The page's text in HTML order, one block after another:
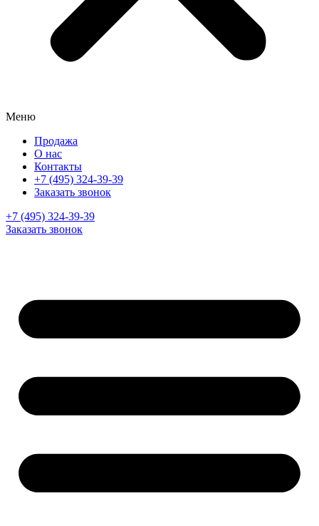
Меню
Продажа
О нас
Контакты
+7 (495) 324-39-39
Заказать звонок
+7 (495) 324-39-39
Заказать звонок